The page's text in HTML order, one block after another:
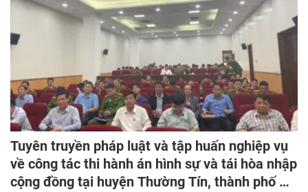
viện CSND đồng chủ trì Hội thảo.
Tuyên truyền pháp luật và tập huấn nghiệp vụ
về công tác thi hành án hình sự và tái hòa nhập
cộng đồng tại huyện Thường Tín, thành phố Hà